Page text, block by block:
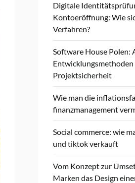
Digitale
Kontoeröffnung: Wie
Verfahren?
Software House Polen:
Projektsicherheit
Wie man die
finanzmanagement
Social commerce: wie
und tiktok verkauft
Vom Konzept zur
Marken das Design